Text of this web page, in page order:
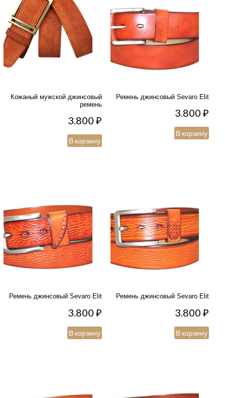
Кожаный мужской джинсовый
ремень
3.800₽
В корзину
Ремень джинсовый Sevaro Elit
3.800₽
В корзину
Ремень джинсовый Sevaro Elit
3.800₽
В корзину
Ремень джинсовый Sevaro Elit
3.800₽
В корзину